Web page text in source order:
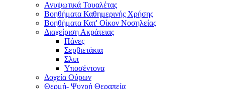
Ανυψωτικά Τουαλέτας
Βοηθήματα Καθημερινής Χρήσης
Βοηθήματα Κατ' Οίκον Νοσηλείας
Διαχείριση Ακράτειας
Πάνες
Σερβιετάκια
Σλιπ
Υποσέντονα
Δοχεία Ούρων
Θερμή- Ψυχρή Θεραπεία